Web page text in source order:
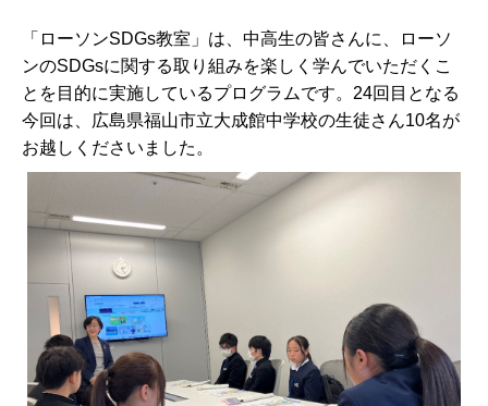
「ローソンSDGs教室」は、中高生の皆さんに、ローソ
ンのSDGsに関する取り組みを楽しく学んでいただくこ
とを目的に実施しているプログラムです。24回目となる
今回は、広島県福山市立大成館中学校の生徒さん10名が
お越しくださいました。